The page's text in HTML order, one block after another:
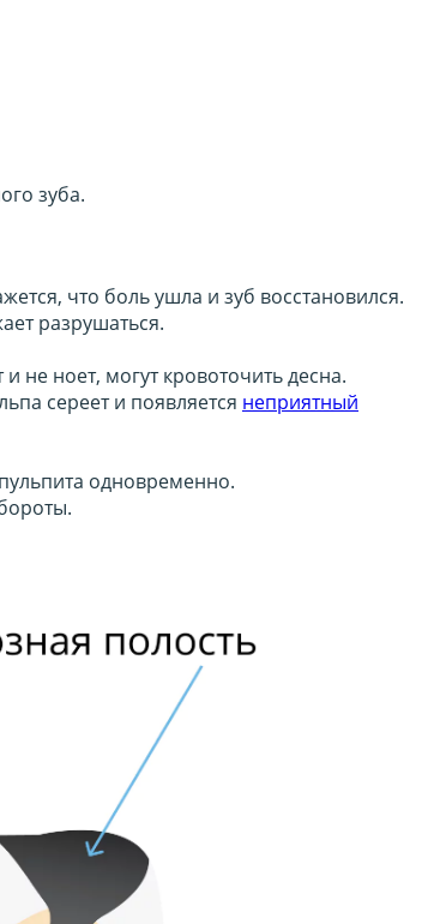
зуба.
что боль ушла и зуб восстановился.
разрушаться.
ноет, могут кровоточить десна.
сереет и появляется неприятный
одновременно.